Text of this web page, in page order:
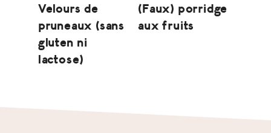
Velours de
pruneaux (sans
gluten ni
lactose)
(Faux) porridge
aux fruits